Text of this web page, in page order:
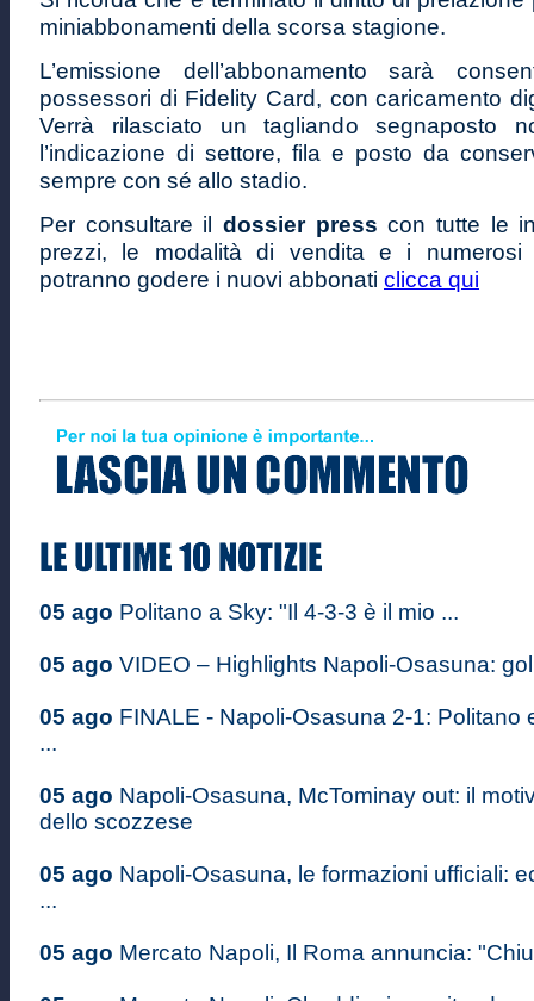
miniabbonamenti della scorsa stagione.
L’emissione dell’abbonamento sarà
possessori di Fidelity Card, con caricamento
Verrà rilasciato un tagliando segnaposto
l’indicazione di settore, fila e posto da
sempre con sé allo stadio.
Per consultare il dossier press con tutte le
prezzi, le modalità di vendita e i
potranno godere i nuovi abbonati clicca qui
05 ago Politano a Sky: "Il 4-3-3 è il mio ...
05 ago VIDEO – Highlights Napoli-Osasuna:
05 ago FINALE - Napoli-Osasuna 2-1: Politano
...
05 ago Napoli-Osasuna, McTominay out: il
dello scozzese
05 ago Napoli-Osasuna, le formazioni ufficiali:
...
05 ago Mercato Napoli, Il Roma annuncia: